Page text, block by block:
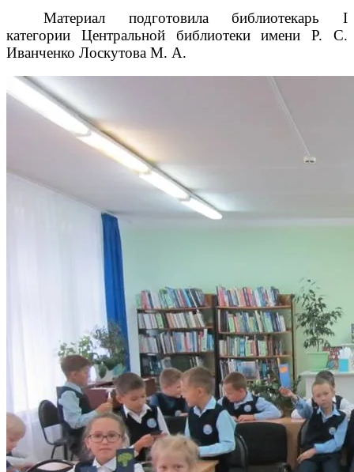
Материал подготовила библиотекарь I
категории Центральной библиотеки имени Р. С.
Иванченко Лоскутова М. А.